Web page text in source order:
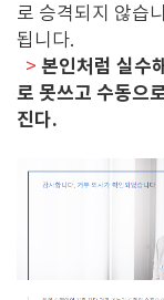
로 승격되지 않습
됩니다.
> 본인처럼 실수
로 못쓰고 수동으
진다.